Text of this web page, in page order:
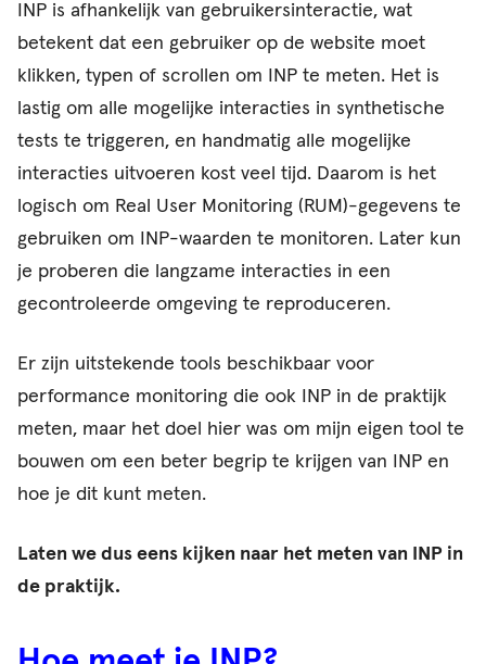
INP is afhankelijk van gebruikersinteractie, wat
betekent dat een gebruiker op de website moet
klikken, typen of scrollen om INP te meten. Het is
lastig om alle mogelijke interacties in synthetische
tests te triggeren, en handmatig alle mogelijke
interacties uitvoeren kost veel tijd. Daarom is het
logisch om Real User Monitoring (RUM)-gegevens te
gebruiken om INP-waarden te monitoren. Later kun
je proberen die langzame interacties in een
gecontroleerde omgeving te reproduceren.
Er zijn uitstekende tools beschikbaar voor
performance monitoring die ook INP in de praktijk
meten, maar het doel hier was om mijn eigen tool te
bouwen om een beter begrip te krijgen van INP en
hoe je dit kunt meten.
Laten we dus eens kijken naar het meten van INP in
de praktijk.